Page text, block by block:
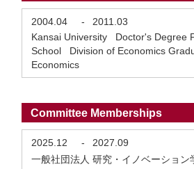
2004.04 -
2011.03
Kansai University Doctor's Degree
School Division of Economics
Economics
Committee Memberships
2025.12 -
2027.09
一般社団法人 研究・イノベーショ